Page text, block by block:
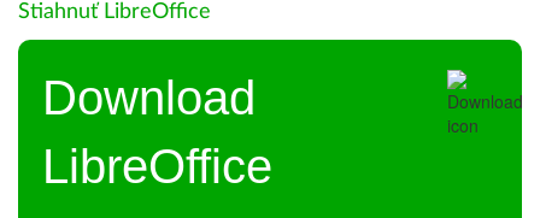
Stiahnuť LibreOffice
Download
LibreOffice